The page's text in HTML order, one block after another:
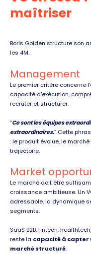
maîtriser
Boris Golden structure son
les 4M.
Management
Le premier critère concerne
capacité d’exécution,
recruter et structurer.
“Ce sont les équipes
extraordinaires.” Cette
: le produit évolue, le marché
trajectoire.
Market
Le marché doit être
croissance ambitieuse. Un
adressable, la dynamique
segments.
SaaS B2B, fintech,
reste la capacité à capter
marché structuré.